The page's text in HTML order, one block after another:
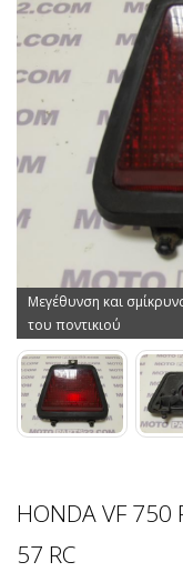
Μεγέθυνση και
του ποντικιού
HONDA VF
57 RC